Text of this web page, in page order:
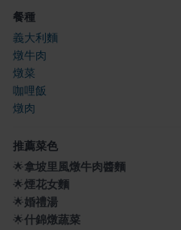
餐種
義大利麵
燉牛肉
燉菜
咖哩飯
燉肉
推薦菜色
🌟拿坡里風燉牛肉醬麵
🌟煙花女麵
🌟婚禮湯
🌟什錦燉蔬菜